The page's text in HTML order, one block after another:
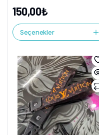
150,00₺
Seçenekler